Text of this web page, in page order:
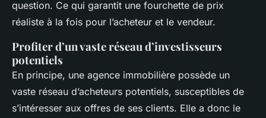
question. Ce qui garantit une fourchette de prix
réaliste à la fois pour l’acheteur et le vendeur.
Profiter d’un vaste réseau d’investisseurs
potentiels
En principe, une agence immobilière possède un
vaste réseau d’acheteurs potentiels, susceptibles de
s’intéresser aux offres de ses clients. Elle a donc le